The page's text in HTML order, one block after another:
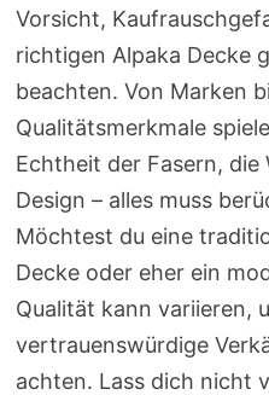
Vorsicht,
richtigen Alpaka Decke
beachten. Von Marken
Qualitätsmerkmale
Echtheit der Fasern, die
Design – alles muss
Möchtest du eine
Decke oder eher ein
Qualität kann variieren,
vertrauenswürdige
achten. Lass dich nicht